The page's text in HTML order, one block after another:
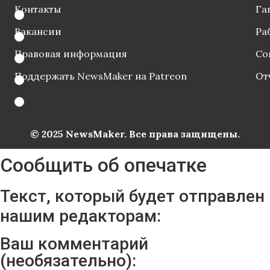
Контакты
Вакансии
Правовая информация
Поддержать NewsMaker на Patreon
© 2025 NewsMaker. Все права защищены.
Сообщить об опечатке
Текст, который будет отправлен
нашим редакторам:
Ваш комментарий
(необязательно):